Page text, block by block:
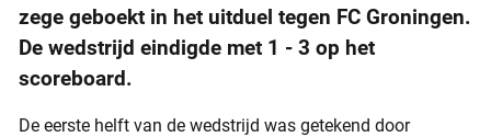
zege geboekt in het uitduel tegen FC Groningen.
De wedstrijd eindigde met 1 - 3 op het
scoreboard.
De eerste helft van de wedstrijd was getekend door